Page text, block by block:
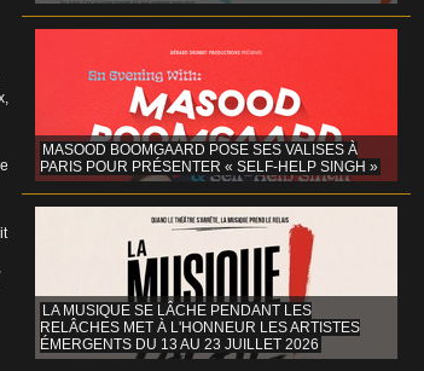
,
MASOOD BOOMGAARD POSE SES VALISES À
PARIS POUR PRÉSENTER « SELF-HELP SINGH »
LA MUSIQUE SE LÂCHE PENDANT LES
RELÂCHES MET À L'HONNEUR LES ARTISTES
ÉMERGENTS DU 13 AU 23 JUILLET 2026